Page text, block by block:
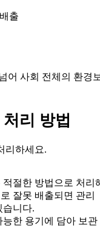
출
어 사회 전체의 환경
리 방법
절한 방법으로 처리
잘못 배출되면 관리
습니다.
한 용기에 담아 보관